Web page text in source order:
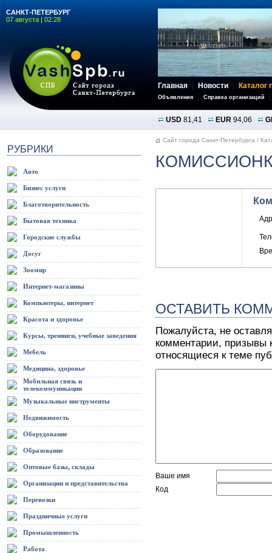
САНКТ-ПЕТЕРБУРГ
07 августа | 02:28
Главная Новости Каталог
Объявления Справка организаций
USD 81,41 EUR 94,06
РУБРИКИ
Авто
Бизнес услуги
Благотворительность
Бытовая техника
Городские службы
Досуг
Зоомир
Интернет-магазины
Компьютеры, интернет
Красота и здоровье
Курсы, тренинги, учебные заведения
Мебель
Медицина, здоровье
Мобильная связь и
телекоммуникации
Музыкальные инструменты
Недвижимость
Оборудование
Образование
Оптовые базы, склады
Организации и представительства
Перевозки
Праздничные услуги
Промышленность
Работа
Сайт города Санкт-Петербурга /
ОСТАВИТЬ
Пожалуйста, не
комментарии, призывы
относящиеся к теме
Ваше имя
Код